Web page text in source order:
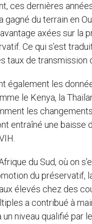
ces dernières années
a gagné du terrain en
axées sur la
Ce qui s’est
taux de transmission
également les
le Kenya, la
les
entraîné une baisse
du Sud, où on
du préservatif,
élevés chez des
a contribué à
niveau qualifié par